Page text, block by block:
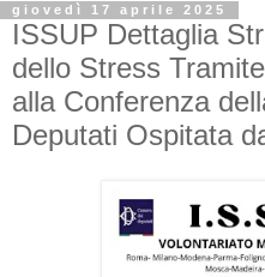
giovedì 17 aprile 2025
ISSUP Dettaglia
dello Stress
alla Conferenza
Deputati Ospitata